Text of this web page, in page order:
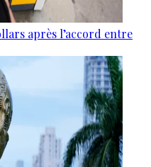
après l’accord entre